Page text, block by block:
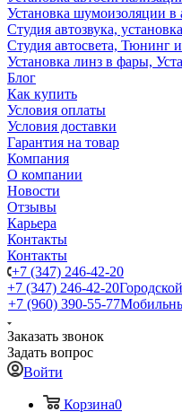
Установка шумоизоляции в
Студия автозвука,
Студия автосвета, Тюнинг
Установка линз в фары,
Блог
Как купить
Условия оплаты
Условия доставки
Гарантия на товар
Компания
О компании
Новости
Отзывы
Карьера
Контакты
Контакты
+7 (347) 246-42-20
+7 (347) 246-42-20Городской
+7 (960) 390-55-77
Заказать звонок
Задать вопрос
Войти
Корзина0